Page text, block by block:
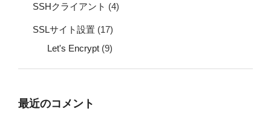
SSHクライアント (4)
SSLサイト設置 (17)
Let's Encrypt (9)
最近のコメント